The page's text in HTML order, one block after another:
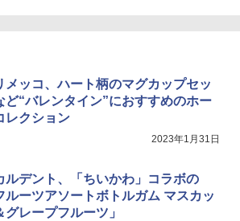
メッコ、ハート柄のマグカップセッ
ど“バレンタイン”におすすめのホー
レクション
2023年1月31日
ルデント、「ちいかわ」コラボの
ルーツアソートボトルガム マスカッ
グレープフルーツ」